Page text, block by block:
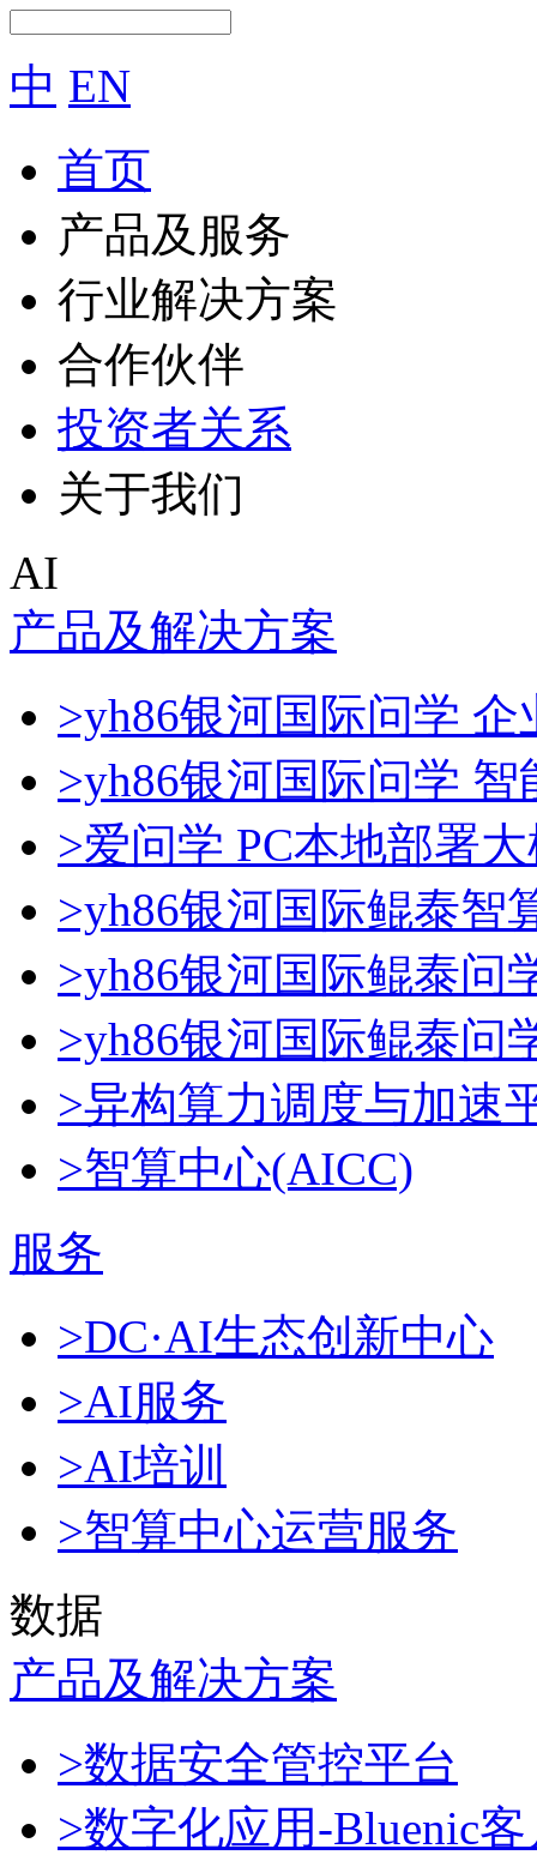
中 EN
首页
产品及服务
行业解决方案
合作伙伴
投资者关系
关于我们
AI
产品及解决方案
>yh86银河国际问学 企
>yh86银河国际问学
>爱问学 PC本地部署
>yh86银河国际鲲泰智
>yh86银河国际鲲泰问
>yh86银河国际鲲泰问
>异构算力调度与加速
>智算中心(AICC)
服务
>DC·AI生态创新中心
>AI服务
>AI培训
>智算中心运营服务
数据
产品及解决方案
>数据安全管控平台
>数字化应用-Bluenic